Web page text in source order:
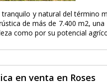
y natural del término
de más de 7.400 m2,
como por su potencial
en venta en Roses